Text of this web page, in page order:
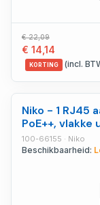
€ 22,09
€ 14,14
KORTING (incl.
Niko - 1 RJ45
PoE++,
100-66155 · Niko
Beschikbaarheid: